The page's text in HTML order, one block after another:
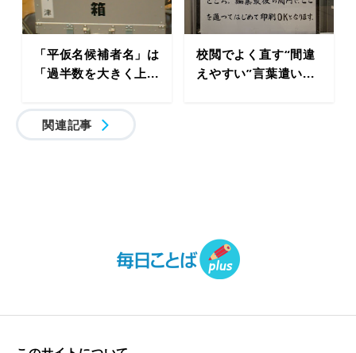
「平仮名候補者名」は
「過半数を大きく上...
校閲でよく直す“間違
えやすい”言葉遣い...
関連記事